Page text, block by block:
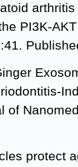
PI3K-
of
protect